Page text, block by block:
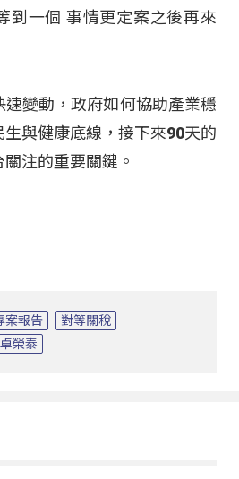
到一個 事情更定案之後再來
變動，政府如何協助產業穩
與健康底線，接下來90天的
注的重要關鍵。
案報告
對等關稅
榮泰